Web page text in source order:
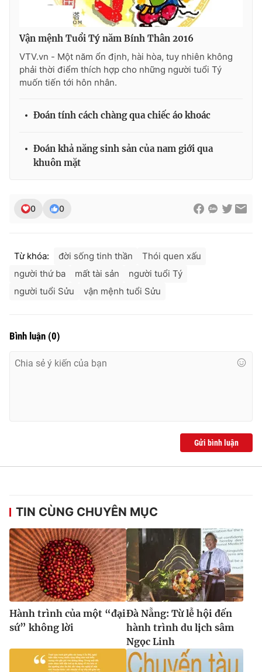
Vận mệnh Tuổi Tý năm Bính Thân 2016
VTV.vn - Một năm ổn định, hài hòa, tuy nhiên không
phải thời điểm thích hợp cho những người tuổi Tý
muốn tiến tới hôn nhân.
Đoán tính cách chàng qua chiếc áo khoác
Đoán khả năng sinh sản của nam giới qua
khuôn mặt
0 0
Từ khóa: đời sống tinh thần
Thói quen xấu
người thứ ba
mất tài sản
người tuổi Tý
người tuổi Sửu
vận mệnh tuổi Sửu
Bình luận (0)
Gửi bình luận
TIN CÙNG CHUYÊN MỤC
Hành trình của một “đại
sứ” không lời
Đà Nẵng: Từ lễ hội đến
hành trình du lịch sâm
Ngọc Linh